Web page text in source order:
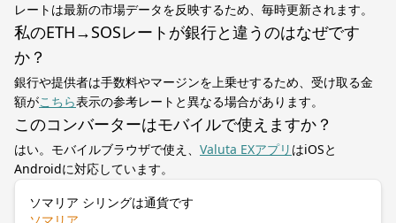
レートは最新の市場データを反映するため、毎時更新されます。
私のETH→SOSレートが銀行と違うのはなぜです
か？
銀行や提供者は手数料やマージンを上乗せするため、受け取る金
額がこちら表示の参考レートと異なる場合があります。
このコンバーターはモバイルで使えますか？
はい。モバイルブラウザで使え、 Valuta EXアプリ はiOSと
Androidに対応しています。
ソマリア シリングは通貨です